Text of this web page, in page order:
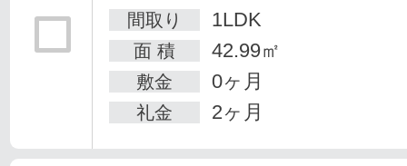
間取り
1LDK
面 積 42.99㎡
敷金 0ヶ月
礼金 2ヶ月